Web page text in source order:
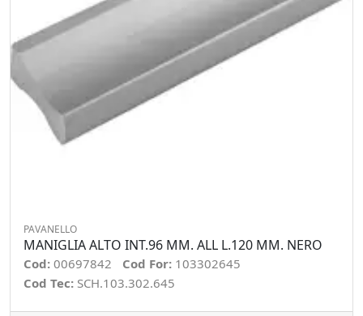
PAVANELLO
MANIGLIA ALTO INT.96 MM. ALL L.120 MM. NERO
Cod: 00697842 Cod For: 103302645
Cod Tec: SCH.103.302.645